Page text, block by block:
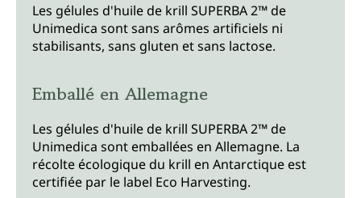
Les gélules d'huile de krill SUPERBA 2™ de
Unimedica sont sans arômes artificiels ni
stabilisants, sans gluten et sans lactose.
Emballé en Allemagne
Les gélules d'huile de krill SUPERBA 2™ de
Unimedica sont emballées en Allemagne. La
récolte écologique du krill en Antarctique est
certifiée par le label Eco Harvesting.